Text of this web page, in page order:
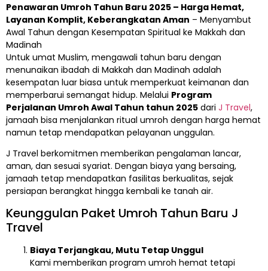
Penawaran Umroh Tahun Baru 2025 – Harga Hemat,
Layanan Komplit, Keberangkatan Aman – Menyambut
Awal Tahun dengan Kesempatan Spiritual ke Makkah dan
Madinah
Untuk umat Muslim, mengawali tahun baru dengan
menunaikan ibadah di Makkah dan Madinah adalah
kesempatan luar biasa untuk memperkuat keimanan dan
memperbarui semangat hidup. Melalui Program
Perjalanan Umroh Awal Tahun tahun 2025 dari J Travel,
jamaah bisa menjalankan ritual umroh dengan harga hemat
namun tetap mendapatkan pelayanan unggulan.
J Travel berkomitmen memberikan pengalaman lancar,
aman, dan sesuai syariat. Dengan biaya yang bersaing,
jamaah tetap mendapatkan fasilitas berkualitas, sejak
persiapan berangkat hingga kembali ke tanah air.
Keunggulan Paket Umroh Tahun Baru J
Travel
Biaya Terjangkau, Mutu Tetap Unggul
Kami memberikan program umroh hemat tetapi